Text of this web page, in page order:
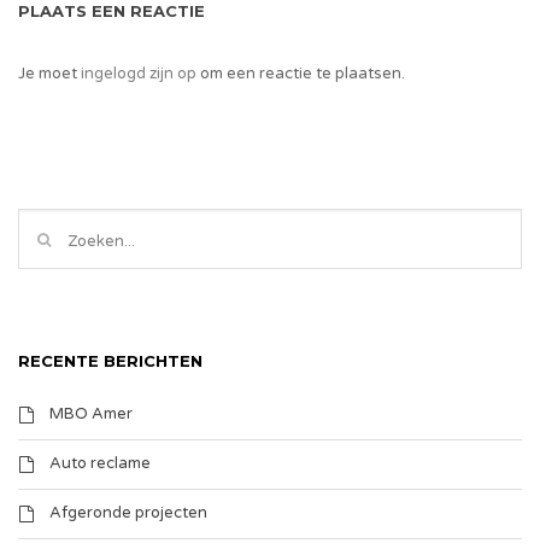
PLAATS EEN REACTIE
Je moetingelogd zijn op om een reactie te plaatsen.
RECENTE BERICHTEN
MBO Amer
Auto reclame
Afgeronde projecten